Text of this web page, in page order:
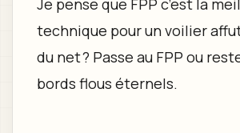
Je pense que FPP c’est la
technique pour un voilier
du net ? Passe au FPP ou
bords flous éternels.